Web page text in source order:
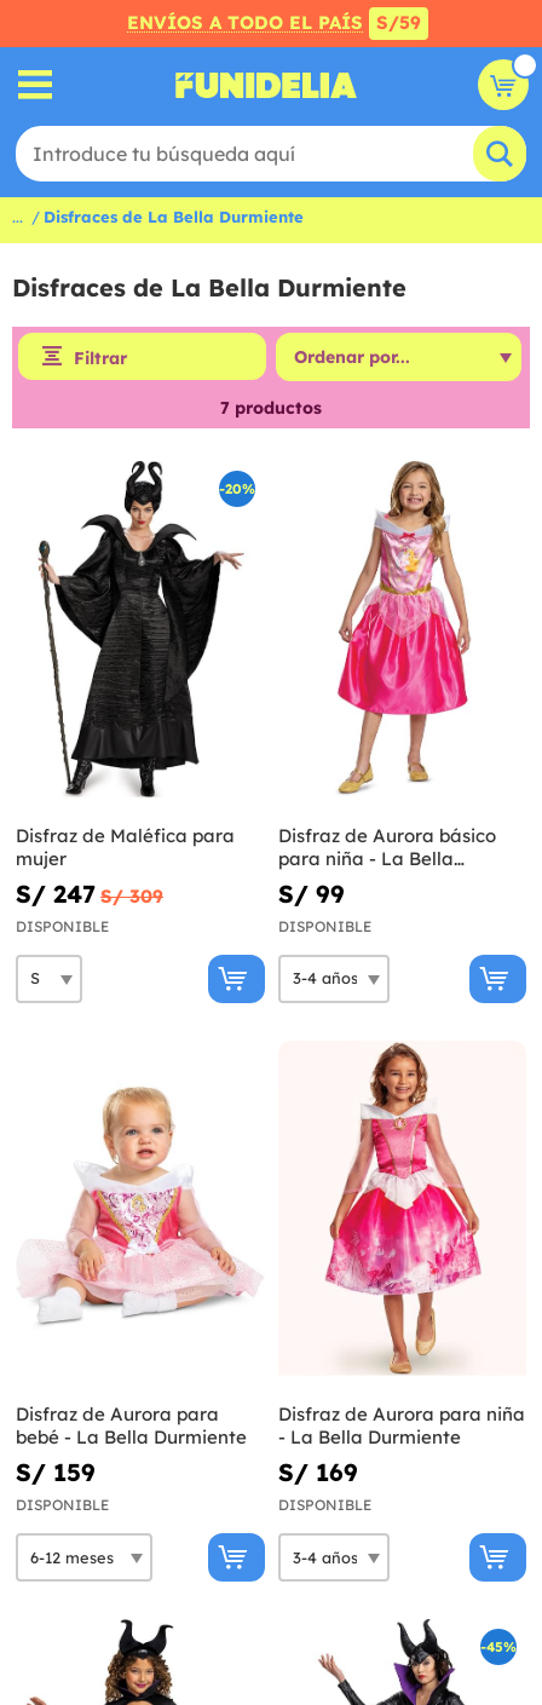
ENVÍOS A TODO EL PAÍS S/59
... Disfraces de La Bella Durmiente
Disfraces de La Bella Durmiente
Filtrar
7 productos
-20%
Disfraz de Maléfica para
mujer
S/ 247 S/ 309
DISPONIBLE
Disfraz de Aurora básico
para niña - La Bella
Durmiente
S/ 99
DISPONIBLE
Disfraz de Aurora para
bebé - La Bella Durmiente
S/ 159
DISPONIBLE
Disfraz de Aurora para niña
- La Bella Durmiente
S/ 169
DISPONIBLE
-45%